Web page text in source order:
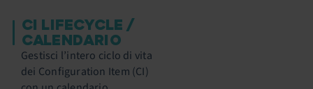
CI LIFECYCLE /
CALENDARIO
Gestisci l’intero ciclo di vita
dei Configuration Item (CI)